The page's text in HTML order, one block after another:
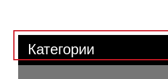
Категории